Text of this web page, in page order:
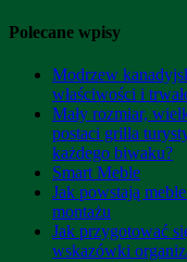
Polecane wpisy
Modrzew
właściwości i
Mały rozmiar,
postaci grilla
każdego biwaku?
Smart Meble
Jak powstają
montażu
Jak przygotować
wskazówki